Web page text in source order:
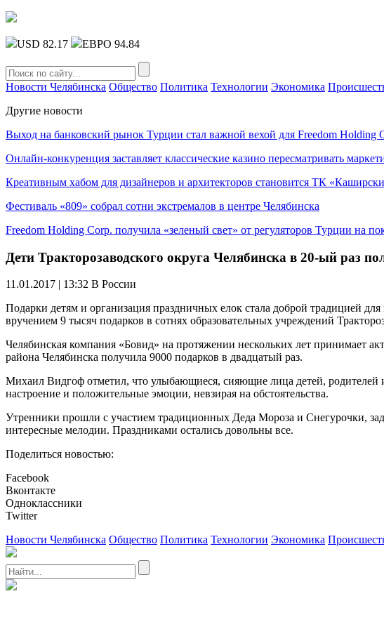
USD 82.17 ЕВРО 94.84
Новости Челябинска Общество Политика Технологии Экономика
Другие новости
Выход на банковский рынок Турции стал важной вехой для Freedom Holding
Онлайн-конкуренция заставляет классические казино пересматривать
Креативным хабом для дизайнеров и архитекторов становится ТК
Фестиваль «809» собрал сотни экстремалов в центре Челябинска
Freedom Holding Corp. получила «зеленый свет» от регуляторов Турции на
Дети Тракторозаводского округа Челябинска в 20-ый раз
11.01.2017 | 13:32 В России
Подарки детям и организация праздничных елок стала доброй традицией
вручением 9 тысяч подарков в сотнях образовательных учреждений
Челябинская компания «Бовид» на протяжении нескольких лет принимает
района Челябинска получила 9000 подарков в двадцатый раз.
Михаил Видгоф отметил, что улыбающиеся, сияющие лица детей, родителей
настроение и положительные эмоции, невзирая на обстоятельства.
Утренники прошли с участием традиционных Деда Мороза и Снегурочки,
интересные мелодии. Праздниками остались довольны все.
Поделиться новостью:
Facebook
Вконтакте
Одноклассники
Twitter
Новости Челябинска Общество Политика Технологии Экономика